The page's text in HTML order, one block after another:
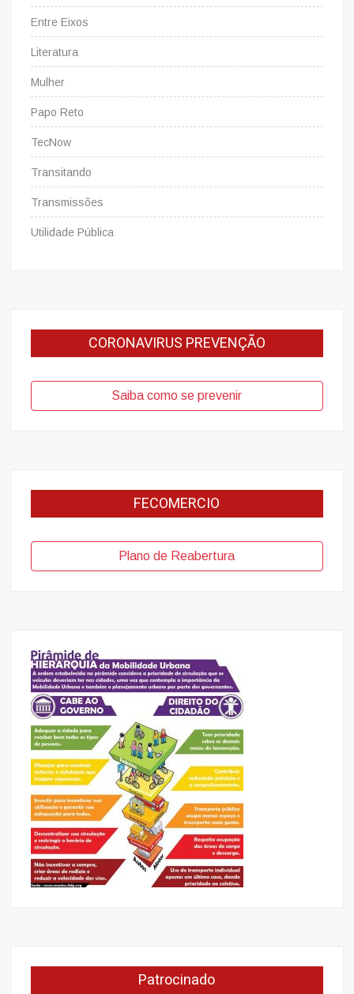
Entre Eixos
Literatura
Mulher
Papo Reto
TecNow
Transitando
Transmissões
Utilidade Pública
CORONAVIRUS PREVENÇÃO
Saiba como se prevenir
FECOMERCIO
Plano de Reabertura
Patrocinado